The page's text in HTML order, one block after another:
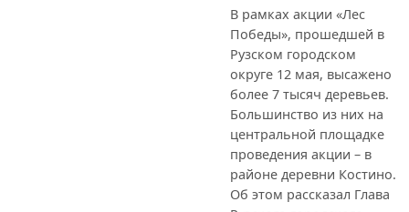
В рамках акции «Лес
Победы», прошедшей в
Рузском городском
округе 12 мая, высажено
более 7 тысяч деревьев.
Большинство из них на
центральной площадке
проведения акции – в
районе деревни Костино.
Об этом рассказал Глава